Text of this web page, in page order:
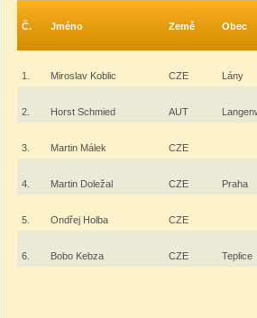
Č. Jméno Země Obec
1. Miroslav Koblic CZE Lány
2. Horst Schmied AUT
3. Martin Málek CZE
4. Martin Doležal CZE Praha
5. Ondřej Holba CZE
6. Bobo Kebza CZE Teplice